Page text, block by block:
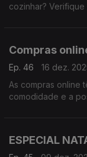
cozinhar?
Compras
Ep. 46
16 dez.
As compras online
comodidade e a
ESPECIAL